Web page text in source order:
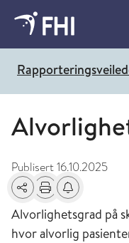
Publisert16.10.2025
Del Skriv utFå varsel om
Alvorlighetsgrad på
hvor alvorlig